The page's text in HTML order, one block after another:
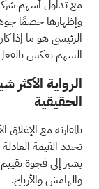
الرئيسي هو ما إذا
السهم يعكس بالفعل
الحقيقية
يشير إلى فجوة
والهامش والأرباح.